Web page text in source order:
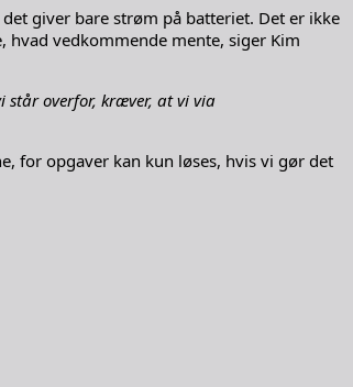
giver bare strøm på batteriet. Det er ikke
hvad vedkommende mente, siger Kim
står overfor, kræver, at vi via
for opgaver kan kun løses, hvis vi gør det